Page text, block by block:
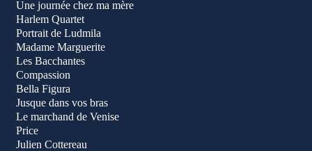
Une journée chez ma mère
Harlem Quartet
Portrait de Ludmila
Madame Marguerite
Les Bacchantes
Compassion
Bella Figura
Jusque dans vos bras
Le marchand de Venise
Price
Julien Cottereau